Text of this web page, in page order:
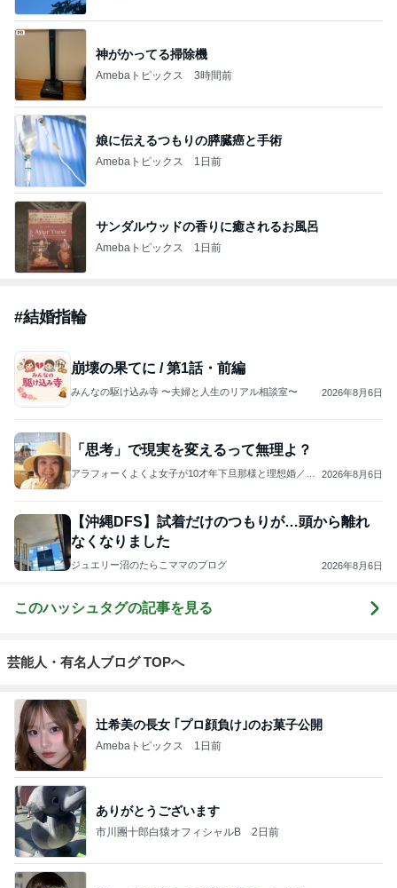
神がかってる掃除機
Amebaトピックス 3時間前
娘に伝えるつもりの膵臓癌と手術
Amebaトピックス 1日前
サンダルウッドの香りに癒されるお風呂
Amebaトピックス 1日前
#結婚指輪
崩壊の果てに / 第1話・前編
みんなの駆け込み寺 〜夫婦と人生のリアル相談室〜 2026年8月6日
「思考」で現実を変えるって無理よ？
アラフォーくよくよ女子が10才年下旦那様と理想婚／今
2026年8月6日
【沖縄DFS】試着だけのつもりが…頭から離れ
なくなりました
ジュエリー沼のたらこママのブログ 2026年8月6日
このハッシュタグの記事を見る
芸能人・有名人ブログ TOPへ
辻希美の長女 ｢プロ顔負け｣のお菓子公開
Amebaトピックス 1日前
ありがとうございます
市川團十郎白猿オフィシャルB 2日前